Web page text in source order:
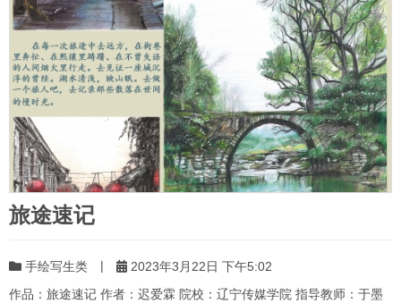
旅途速记
手绘写生类 |
2023年3月22日 下午5:02
作品：旅途速记 作者：迟爱霖 院校：辽宁传媒学院 指导教师：于墨